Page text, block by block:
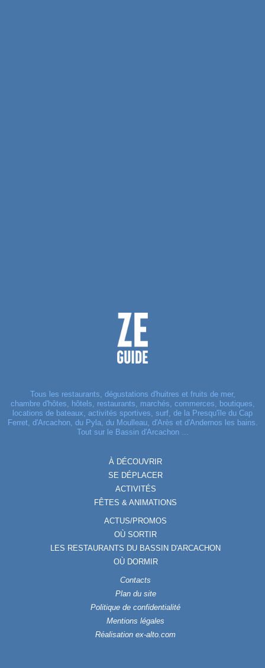
Tous les restaurants, dégustations d'huitres et fruits de mer,
chambre d'hôtes, hôtels, restaurants, marchés, commerces, boutiques,
locations de bateaux, activités sportives, surf, de la Presqu'île du Cap
Ferret, d'Arcachon, du Pyla, du Moulleau, d'Arès et d'Andernos les bains.
Tout sur le Bassin d'Arcachon ...
À DÉCOUVRIR
SE DÉPLACER
ACTIVITÉS
FÊTES & ANIMATIONS
ACTUS/PROMOS
OÙ SORTIR
LES RESTAURANTS DU BASSIN D'ARCACHON
OÙ DORMIR
Contacts
Plan du site
Politique de confidentialité
Mentions légales
Réalisation ex-alto.com